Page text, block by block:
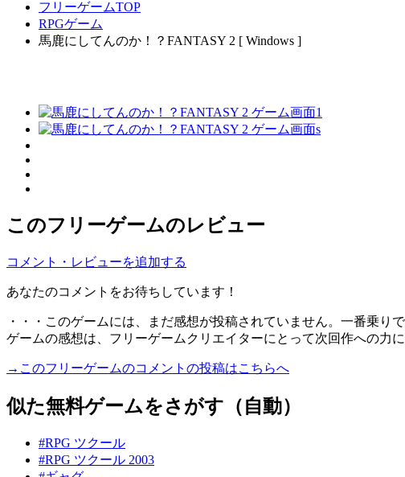
フリーゲームTOP
RPGゲーム
馬鹿にしてんのか！？FANTASY 2 [ Windows ]
このフリーゲームのレビュー
コメント・レビューを追加する
あなたのコメントをお待ちしています！
・・・このゲームには、まだ感想が投稿されていません。一番乗り
ゲームの感想は、フリーゲームクリエイターにとって次回作への力に
→このフリーゲームのコメントの投稿はこちらへ
似た無料ゲームをさがす（自動）
#RPG ツクール
#RPG ツクール 2003